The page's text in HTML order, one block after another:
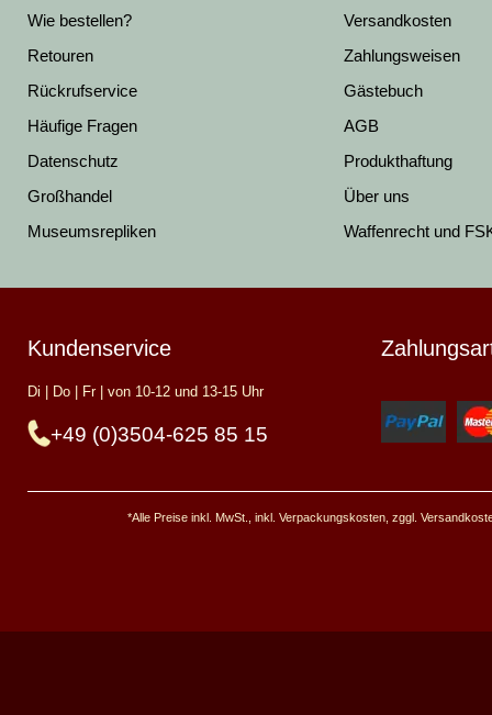
Wie bestellen?
Retouren
Rückrufservice
Häufige Fragen
Datenschutz
Großhandel
Museumsrepliken
Versandkosten
Zahlungsweisen
Gästebuch
AGB
Produkthaftung
Über uns
Waffenrecht und
Kundenservice
Di | Do | Fr | von 10-12 und 13-15 Uhr
+49 (0)3504-625 85 15
*Alle Preise inkl. MwSt., inkl. Verpackungskosten, zggl.